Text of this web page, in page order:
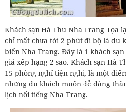
Khách sạn Hà Thu Nha Trang Tọa
chỉ mất chưa tới 2 phút đi bộ là du
biển Nha Trang. Đây là 1 khách
giá xếp hạng 2 sao. Khách sạn Hà
15 phòng nghỉ tiện nghi, là một
những du khách muốn dễ dàng
lịch nổi tiếng Nha Trang.